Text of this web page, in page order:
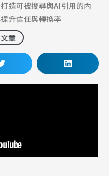
造可被搜尋與AI引用的內
升信任與轉換率
章